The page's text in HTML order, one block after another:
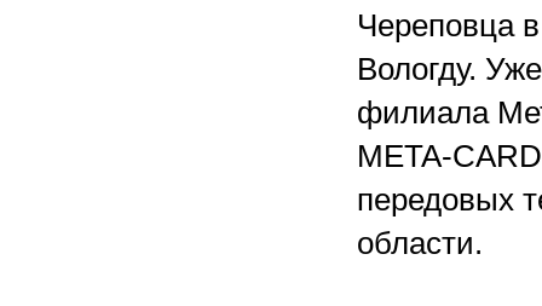
Череповца
Вологду.
филиала
META-
передовых
области.